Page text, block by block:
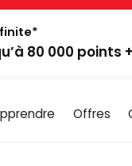
80 000 points
Offres